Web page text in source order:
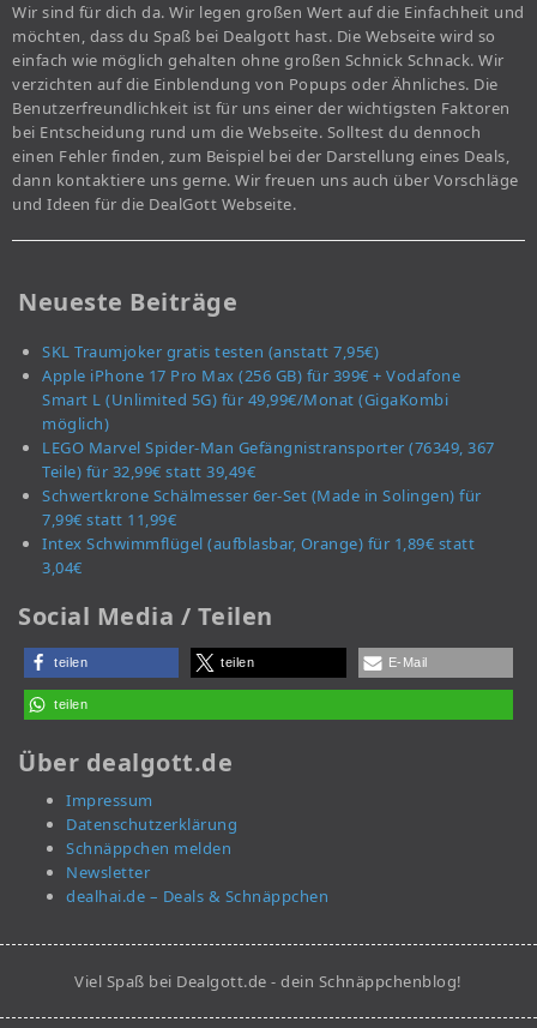
Wir sind für dich da. Wir legen großen Wert auf die Einfachheit und
möchten, dass du Spaß bei Dealgott hast. Die Webseite wird so
einfach wie möglich gehalten ohne großen Schnick Schnack. Wir
verzichten auf die Einblendung von Popups oder Ähnliches. Die
Benutzerfreundlichkeit ist für uns einer der wichtigsten Faktoren
bei Entscheidung rund um die Webseite. Solltest du dennoch
einen Fehler finden, zum Beispiel bei der Darstellung eines Deals,
dann kontaktiere uns gerne. Wir freuen uns auch über Vorschläge
und Ideen für die DealGott Webseite.
Neueste Beiträge
SKL Traumjoker gratis testen (anstatt 7,95€)
Apple iPhone 17 Pro Max (256 GB) für 399€ + Vodafone
Smart L (Unlimited 5G) für 49,99€/Monat (GigaKombi
möglich)
LEGO Marvel Spider-Man Gefängnistransporter (76349, 367
Teile) für 32,99€ statt 39,49€
Schwertkrone Schälmesser 6er-Set (Made in Solingen) für
7,99€ statt 11,99€
Intex Schwimmflügel (aufblasbar, Orange) für 1,89€ statt
3,04€
Social Media / Teilen
teilen teilen E-Mail
teilen
Über dealgott.de
Impressum
Datenschutzerklärung
Schnäppchen melden
Newsletter
dealhai.de – Deals & Schnäppchen
Viel Spaß bei Dealgott.de - dein Schnäppchenblog!